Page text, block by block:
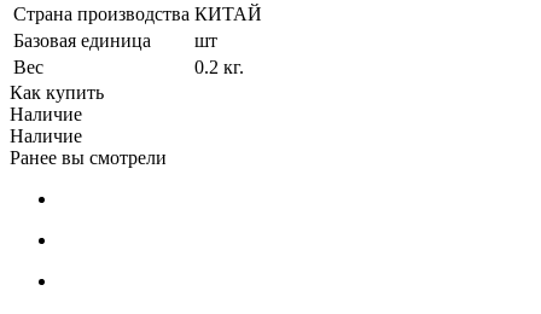
Страна производства КИТАЙ
Базовая единица
шт
Вес
0.2 кг.
Как купить
Наличие
Наличие
Ранее вы смотрели